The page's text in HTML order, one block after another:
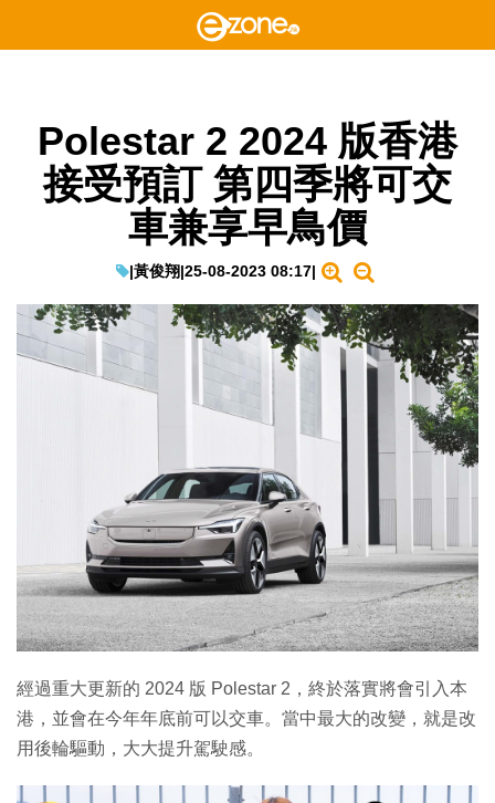
Polestar 2 2024 版香港
接受預訂 第四季將可交
車兼享早鳥價
|黃俊翔|25-08-2023 08:17|
經過重大更新的 2024 版 Polestar 2，終於落實將會引入本
港，並會在今年年底前可以交車。當中最大的改變，就是改
用後輪驅動，大大提升駕駛感。